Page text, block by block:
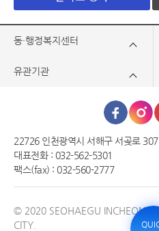
동·행정복지센터
유관기관
22726 인천광역시 서해구 서곶로
대표전화 : 032-562-5301
팩스(fax) : 032-560-2777
© 2020 SEOHAEGU INCHEON
CITY.